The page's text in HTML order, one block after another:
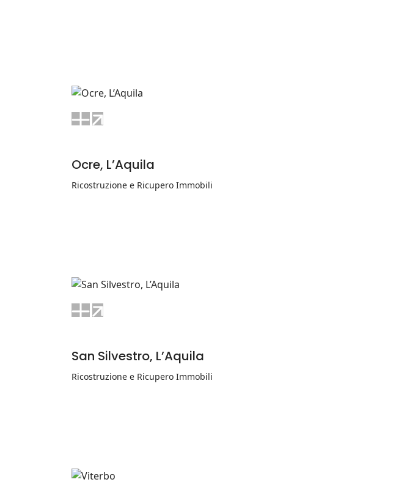
Ocre, L’Aquila
Ricostruzione e Ricupero Immobili
San Silvestro, L’Aquila
Ricostruzione e Ricupero Immobili